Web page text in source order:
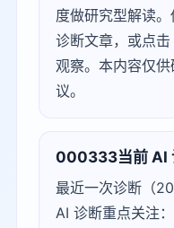
度做研究型解读
诊断文章，或点
观察。本内容仅
议。
000333当前 AI
最近一次诊断（
AI 诊断重点关注